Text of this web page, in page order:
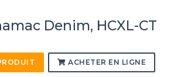
Denim, HCXL-CT
ACHETER EN LIGNE